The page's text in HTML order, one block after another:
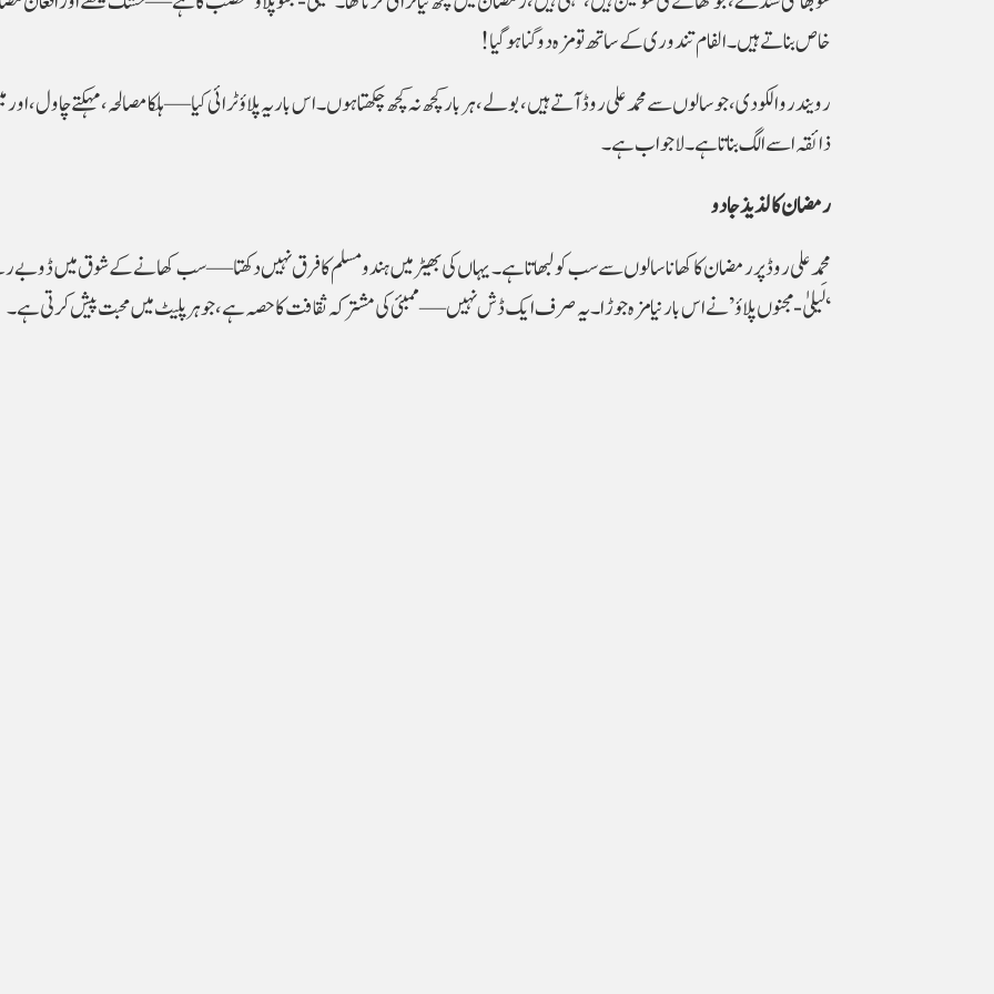
خاص بناتے ہیں۔ الفام تندوری کے ساتھ تو مزہ دوگنا ہو گیا!
رویندر والکودی، جو سالوں سے محمد علی روڈ آتے ہیں، بولے، ہر بار کچھ نہ کچھ چکھتا ہوں۔ اس بار یہ پلاؤ ٹرائی کیا—ہلکا مصالحہ، مہکتے چاول، اور
ذائقہ اسے الگ بناتا ہے۔ لاجواب ہے۔
رمضان کا لذیذ جادو
محمد علی روڈ پر رمضان کا کھانا سالوں سے سب کو لبھاتا ہے۔ یہاں کی بھیڑ میں ہندو مسلم کا فرق نہیں دکھتا—سب کھانے کے شوق میں ڈوبے
‘لَیلیٰ-مجنوں پلاؤ’ نے اس بار نیا مزہ جوڑا۔ یہ صرف ایک ڈش نہیں—ممبئی کی مشترکہ ثقافت کا حصہ ہے، جو ہر پلیٹ میں محبت پیش کرتی ہے۔